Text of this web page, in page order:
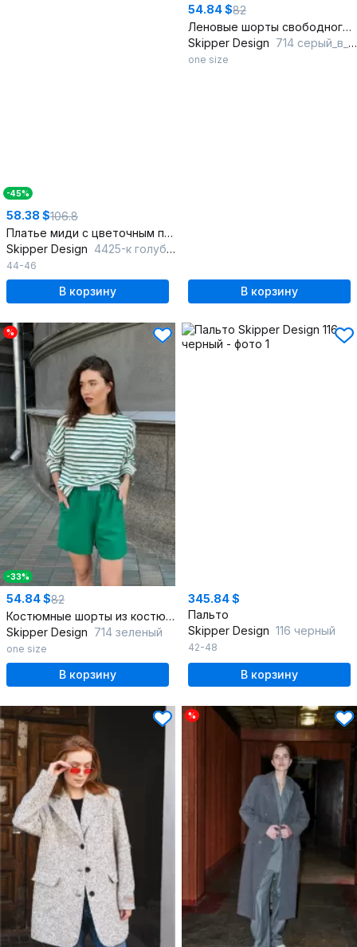
-45%
58.38 $106.8
Платье миди с цветочным принтом и короткими рукавами
Skipper Design 4425-к голубой
44-46
В корзину
54.84 $82
Леновые шорты свободного кроя с поясом и карманами
Skipper Design 714 серый_в_полоску
one size
В корзину
%
-33%
54.84 $82
Костюмные шорты из костюмной ткани с поясом и карманами
Skipper Design 714 зеленый
one size
В корзину
345.84 $
Пальто
Skipper Design 116 черный
42-48
В корзину
%